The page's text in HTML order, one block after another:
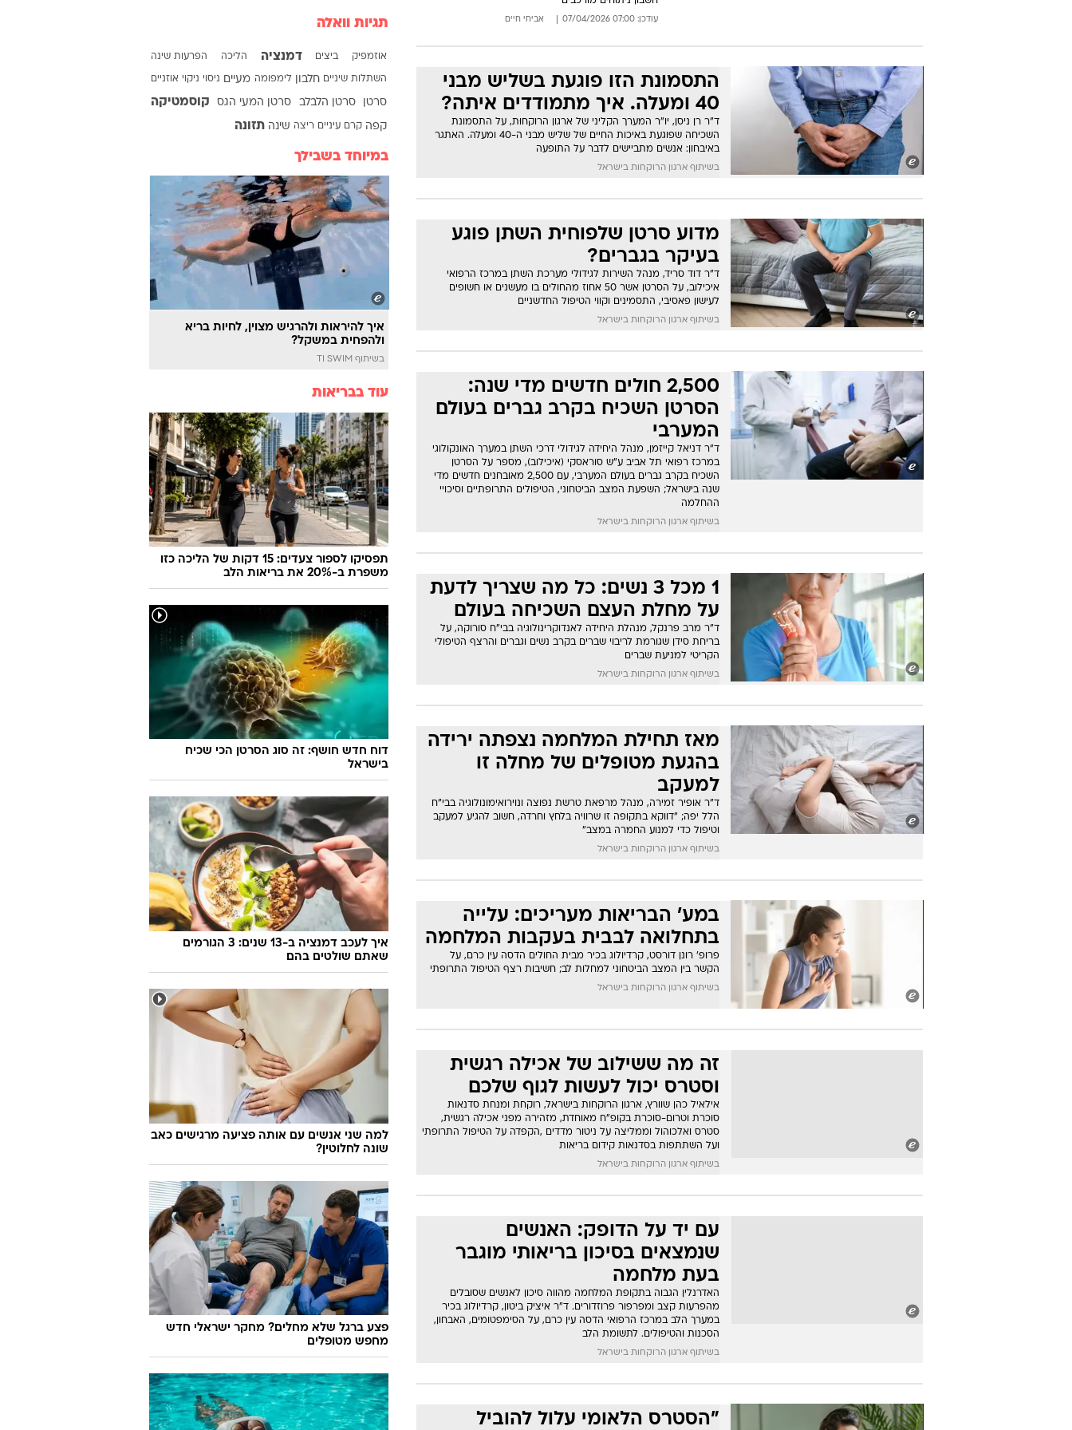
יופי וטיפוח
אסתטיקה ופלסטיקה
מסאז'ים וטיפולים
סקס ותפקוד מיני
הגיל השלישי
כל הכתבות
כתבו לנו
עודכן: 07:00 07/04/2026 אביחי חיים
התסמונת הזו פוגעת בשליש מבני
40 ומעלה. איך מתמודדים איתה?
ד"ר רן ניסן, יו"ר המערך הקליני של ארגון הרוקחוּת, על התסמונת
השכיחה שפוגעת באיכות החיים של שליש מבני ה-40 ומעלה. האתגר
באיבחון: אנשים מתביישים לדבר על התופעה
בשיתוף ארגון הרוקחות בישראל
מדוע סרטן שלפוחית השתן פוגע
בעיקר בגברים?
ד"ר דוד סריד, מנהל השירות לגידולי מערכת השתן במרכז הרפואי
איכילוב, על הסרטן אשר 50 אחוז מהחולים בו מעשנים או חשופים
לעישון פאסיבי, התסמינים וקווי הטיפול החדשניים
בשיתוף ארגון הרוקחות בישראל
2,500 חולים חדשים מדי שנה:
הסרטן השכיח בקרב גברים בעולם
המערבי
ד"ר דניאל קייזמן, מנהל היחידה לגידולי דרכי השתן במערך האונקולוגי
במרכז רפואי תל אביב ע"ש סוראסקי (איכילוב), מספר על הסרטן
השכיח בקרב גברים בעולם המערבי, עם 2ֿ,500 מאובחנים חדשים מדי
שנה בישראל; השפעת המצב הביטחוני, הטיפולים התרופתיים וסיכויי
ההחלמה
בשיתוף ארגון הרוקחות בישראל
1 מכל 3 נשים: כל מה שצריך לדעת
על מחלת העצם השכיחה בעולם
ד"ר מרב פרנקל, מנהלת היחידה לאנדוקרינולוגיה בבי"ח סורוקה, על
בריחת סידן שגורמת לריבוי שברים בקרב נשים וגברים והרצף הטיפולי
הקריטי למניעת שברים
בשיתוף ארגון הרוקחות בישראל
מאז תחילת המלחמה נצפתה ירידה
בהגעת מטופלים של מחלה זו
למעקב
ד"ר אופיר זמירה, מנהל מרפאת טרשת נפוצה ונוירואימונולוגיה בבי"ח
הלל יפה; "דווקא בתקופה זו שרוויה בלחץ וחרדה, חשוב להגיע למעקב
וטיפול כדי למנוע החמרה במצב"
בשיתוף ארגון הרוקחות בישראל
במע' הבריאות מעריכים: עלייה
בתחלואה לבבית בעקבות המלחמה
פרופ' רונן דורסט, קרדיולוג בכיר מבית החולים הדסה עין כרם, על
הקשר בין המצב הביטחוני למחלות לב; חשיבות רצף הטיפול התרופתי
בשיתוף ארגון הרוקחות בישראל
זה מה ששילוב של אכילה רגשית
וסטרס יכול לעשות לגוף שלכם
אילאיל כהן שוורץ, ארגון הרוקחות בישראל, רוקחת ומנחת סדנאות
סוכרת וטרום-סוכרת בקופ"ח מאוחדת, מזהירה מפני אכילה רגשית,
סטרס ואלכוהול וממליצה על ניטור מדדים ,הקפדה על הטיפול התרופתי
ועל השתתפות בסדנאות קידום בריאות
בשיתוף ארגון הרוקחות בישראל
עם יד על הדופק: האנשים
שנמצאים בסיכון בריאותי מוגבר
בעת מלחמה
האדרנלין הגבוה בתקופת המלחמה מהווה סיכון לאנשים שסובלים
מהפרעות קצב ומפרפור פרוזדורים. ד"ר איציק ביטון, קרדיולוג בכיר
במערך הלב במרכז הרפואי הדסה עין כרם, על הסימפטומים, האבחון,
הסכנות והטיפולים. לתשומת הלב
בשיתוף ארגון הרוקחות בישראל
"הסטרס הלאומי עלול להוביל
תגיות וואלה
אוזמפיק ביצים דמנציה הליכה הפרעות שינה
השתלות שיניים חלבון לימפומה מעיים ניסוי ניקוי אוזניים
סרטן סרטן הלבלב סרטן המעי הגס קוסמטיקה
קפה קרם עיניים ריצה שינה תזונה
במיוחד בשבילך
איך להיראות ולהרגיש מצוין, לחיות בריא
ולהפחית במשקל?
בשיתוף TI SWIM
עוד בבריאות
תפסיקו לספור צעדים: 15 דקות של הליכה כזו
משפרת ב-20% את בריאות הלב
דוח חדש חושף: זה סוג הסרטן הכי שכיח
בישראל
איך לעכב דמנציה ב-13 שנים: 3 הגורמים
שאתם שולטים בהם
למה שני אנשים עם אותה פציעה מרגישים כאב
שונה לחלוטין?
פצע ברגל שלא מחלים? מחקר ישראלי חדש
מחפש מטופלים